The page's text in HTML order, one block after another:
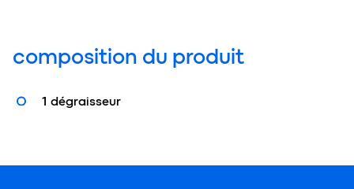
composition du produit
1 dégraisseur